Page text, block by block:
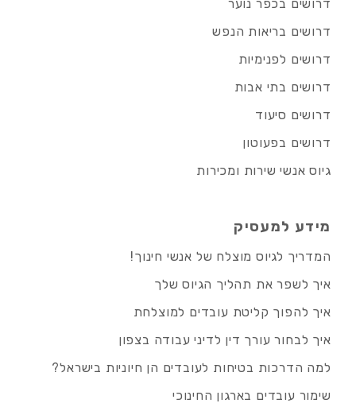
דרושים בכפר נוער
דרושים בריאות הנפש
דרושים לפנימיות
דרושים בתי אבות
דרושים סיעוד
דרושים בפעוטון
גיוס אנשי שירות ומכירות
מידע למעסיק
המדריך לגיוס מוצלח של אנשי חינוך!
איך לשפר את תהליך הגיוס שלך
איך להפוך קליטת עובדים למוצלחת
איך לבחור עורך דין לדיני עבודה בצפון
למה הדרכות בטיחות לעובדים הן חיוניות בישראל?
שימור עובדים בארגון החינוכי